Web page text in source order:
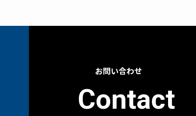
お客さまが希望されるサービスを行なうために当社が業務を委託
、セキュリティに万全の対策を講じています。
どをご希望される場合には、ご本人であることを確認の上、対応
お問い合わせ
Contact